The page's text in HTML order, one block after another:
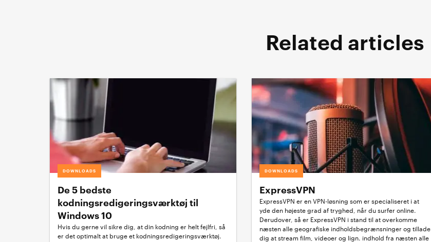
Related articles
DOWNLOADS
De 5 bedste
kodningsredigeringsværktøj til
Windows 10
Hvis du gerne vil sikre dig, at din kodning er helt fejlfri, så
er det optimalt at bruge et kodningsredigeringsværktøj.
DOWNLOADS
ExpressVPN
ExpressVPN er en VPN-løsning som er specialiseret i at
yde den højeste grad af tryghed, når du surfer online.
Derudover, så er ExpressVPN i stand til at overkomme
næsten alle geografiske indholdsbegrænsninger og tillade
dig at stream film, videoer og lign. indhold fra næsten alle